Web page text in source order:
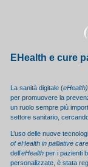
EHealth e cure
La sanità digitale (eHealth)
per promuovere la
un ruolo sempre più
settore sanitario,
L’uso delle nuove
of eHealth in palliative
dell’eHealth per i pazienti
personalizzate, è stata